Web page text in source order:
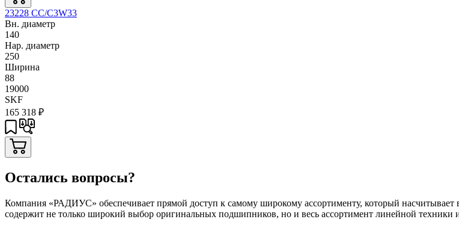
23228 CC/C3W33
Вн. диаметр
140
Нар. диаметр
250
Ширина
88
19000
SKF
165 318 ₽
Остались вопросы?
Компания «РАДИУС» обеспечивает прямой доступ к самому широкому ассортименту, который
содержит не только широкий выбор оригинальных подшипников, но и весь ассортимент линейной